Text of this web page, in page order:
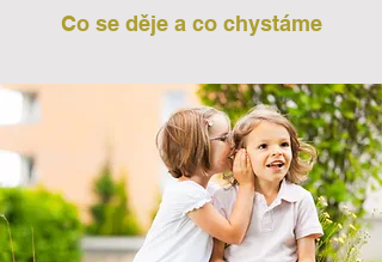
Co se děje a co chystáme